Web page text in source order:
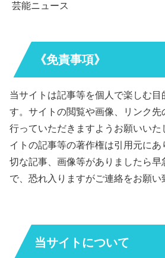
芸能ニュース
《免責事項》
当サイトは記事等を個人で楽しむ目
す。サイトの閲覧や画像、リンク
行っていただきますようお願いいた
イトの記事等の著作権は引用元に
切な記事、画像等がありましたら
で、恐れ入りますがご連絡をお願い
当サイトについて